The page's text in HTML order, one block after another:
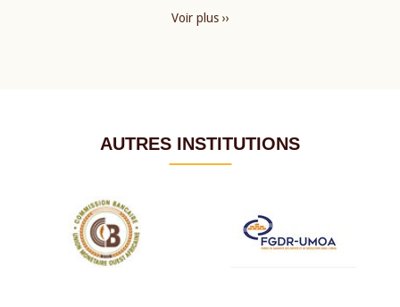
Voir plus ››
AUTRES INSTITUTIONS